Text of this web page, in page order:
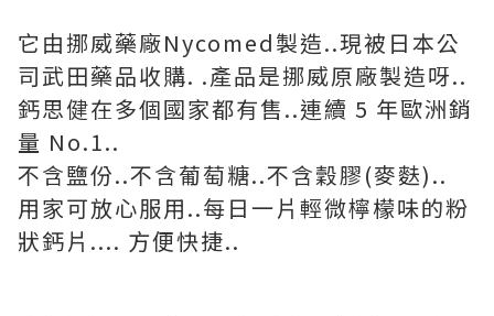
它由挪威藥廠Nycomed製造..現被日本公
司武田藥品收購. .產品是挪威原廠製造呀..
鈣思健在多個國家都有售..連續 5 年歐洲銷
量 No.1..
不含鹽份..不含葡萄糖..不含穀膠(麥麩)..
用家可放心服用..每日一片輕微檸檬味的粉
狀鈣片.... 方便快捷..